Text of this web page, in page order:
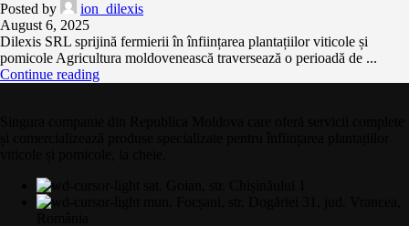
Posted by
ion_dilexis
August 6, 2025
Dilexis SRL sprijină fermierii în înființarea plantațiilor viticole și
pomicole Agricultura moldovenească traversează o perioadă de ...
Continue reading